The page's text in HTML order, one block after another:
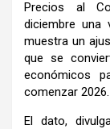
Precios al
diciembre una
muestra un
que se
económicos
comenzar 2026.
El dato,